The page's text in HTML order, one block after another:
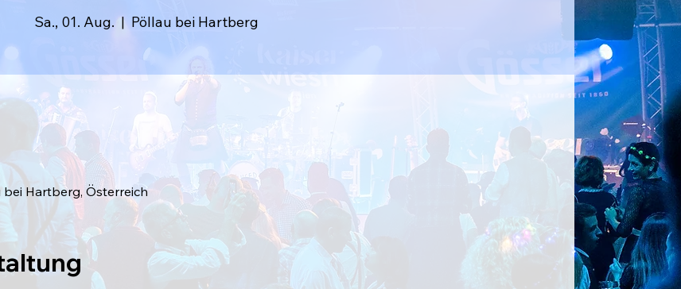
Sa., 01. Aug.
  |
Pöllau bei Hartberg
bei Hartberg, Österreich